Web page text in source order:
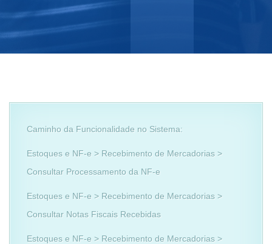
Caminho da Funcionalidade no Sistema:
Estoques e NF-e > Recebimento de Mercadorias >
Consultar Processamento da NF-e
Estoques e NF-e > Recebimento de Mercadorias >
Consultar Notas Fiscais Recebidas
Estoques e NF-e > Recebimento de Mercadorias >